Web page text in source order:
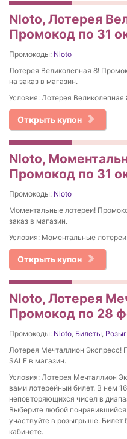
Nloto, Лотерея
Промокод по 31
Промокоды: Nloto
Лотерея Великолепная 8!
на заказ в магазин.
Условия: Лотерея Великолепная
Открыть купон
Nloto,
Промокод по 31
Промокоды: Nloto
Моментальные лотереи!
заказ в магазин.
Условия: Моментальные
Открыть купон
Nloto, Лотерея
Промокод по 28
Промокоды: Nloto, Билеты,
Лотерея Мечталлион Экспресс!
SALE в магазин.
Условия: Лотерея Мечталлион
вами лотерейный билет. В нем 16
неповторяющихся чисел в
Выберите любой понравившийся
участвуйте в розыгрыше. Билет
кабинете.